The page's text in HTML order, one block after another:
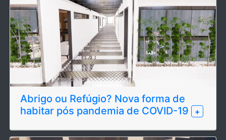
Abrigo ou Refúgio? Nova forma de
habitar pós pandemia de COVID-19
+